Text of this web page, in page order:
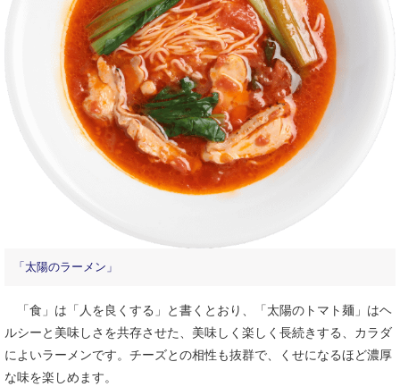
「太陽のラーメン」
「食」は「人を良くする」と書くとおり、「太陽のトマト麺」はヘ
ルシーと美味しさを共存させた、美味しく楽しく長続きする、カラダ
によいラーメンです。チーズとの相性も抜群で、くせになるほど濃厚
な味を楽しめます。